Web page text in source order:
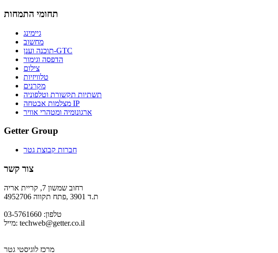
תחומי התמחות
גיימינג
מחשוב
תוכנה וענן-GTC
הדפסה וגימור
צילום
טלוויזיות
מקרנים
תשתיות תקשורת וטלפוניה
מצלמות אבטחה IP
ארגונומיה ומטהרי אוויר
Getter Group
חברות קבוצת גטר
צור קשר
רחוב שמשון 7, קריית אריה
ת.ד 3901 ,פתח תקווה 4952706
טלפון: 03-5761660
מייל: techweb@getter.co.il
מרכז לוגיסטי גטר